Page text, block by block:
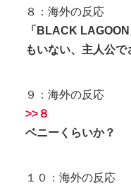
８：海外の反応
「BLACK
もいない、主人公で
９：海外の反応
>>８
ベニーくらいか？
１０：海外の反応